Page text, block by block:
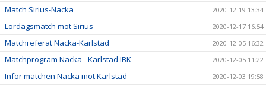
Match Sirius-Nacka 2020-12-19 13:34
Lördagsmatch mot Sirius 2020-12-17 16:54
Matchreferat Nacka-Karlstad 2020-12-05 16:32
Matchprogram Nacka - Karlstad IBK 2020-12-05 11:22
Inför matchen Nacka mot Karlstad 2020-12-03 19:58